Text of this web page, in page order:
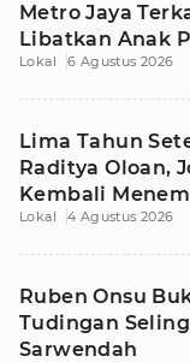
Metro Jaya
Libatkan Anak
Lokal 6 Agustus 2026
Lima Tahun
Raditya Oloan,
Kembali
Lokal 4 Agustus 2026
Ruben Onsu
Tudingan
Sarwendah